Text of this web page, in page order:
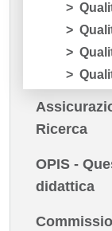
Ricerca
OPIS -
didattica